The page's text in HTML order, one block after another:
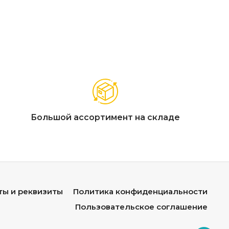
строительных материалов.
и обуви.
мылом.
Большой ассортимент на складе
и реквизиты
Политика конфиденциальности
Пользовательское соглашение